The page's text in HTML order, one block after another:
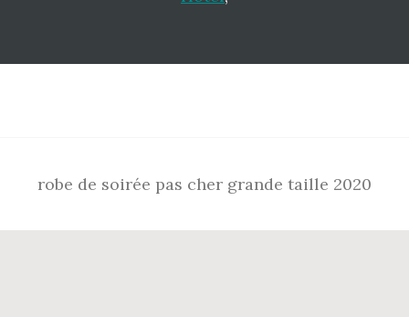
robe de soirée pas cher grande taille 2020